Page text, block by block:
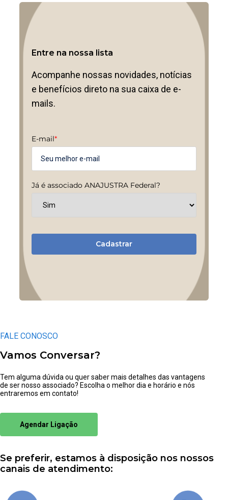
Entre na nossa lista
Acompanhe nossas novidades, notícias
e benefícios direto na sua caixa de e-
mails.
E-mail*
Já é associado ANAJUSTRA Federal?
Cadastrar
FALE CONOSCO
Vamos Conversar?
Tem alguma dúvida ou quer saber mais detalhes das vantagens
de ser nosso associado? Escolha o melhor dia e horário e nós
entraremos em contato!
Agendar Ligação
Se preferir, estamos à disposição nos nossos
canais de atendimento: